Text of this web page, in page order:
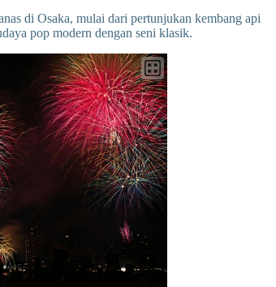
di Osaka, mulai dari pertunjukan kembang api
pop modern dengan seni klasik.